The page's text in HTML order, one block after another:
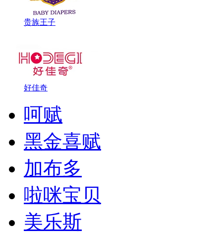
贵族王子
好佳奇
呵赋
黑金喜赋
加布多
啦咪宝贝
美乐斯